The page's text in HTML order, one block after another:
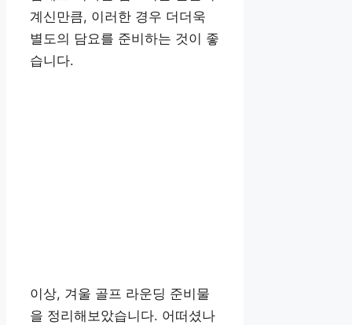
계신만큼, 이러한 경우 더더욱
별도의 담요를 준비하는 것이 좋
습니다.
이상, 겨울 골프 라운딩 준비물
을 정리해보았습니다. 어떠셨나